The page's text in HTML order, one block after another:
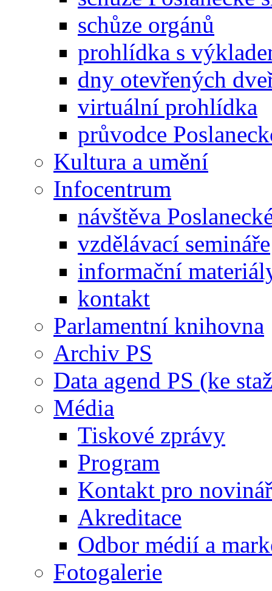
schůze orgánů
prohlídka s
dny otevřených
virtuální prohlídka
průvodce
Kultura a umění
Infocentrum
návštěva
vzdělávací semináře
informační
kontakt
Parlamentní knihovna
Archiv PS
Data agend PS (ke
Média
Tiskové zprávy
Program
Kontakt pro
Akreditace
Odbor médií a
Fotogalerie